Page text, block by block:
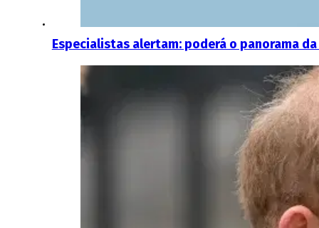
Especialistas alertam: poderá o panorama